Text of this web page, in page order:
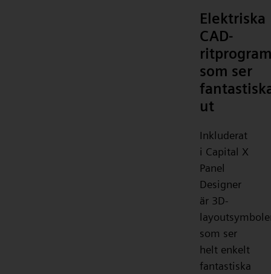
Elektriska
CAD-
som ser
ut
Inkluderat
i Capital X
Panel
Designer
är 3D-
som ser
helt enkelt
fantastiska